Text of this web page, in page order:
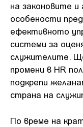
на законовите
особености
ефективното
системи за
служителите.
промени в HR
подкрепи
страна на
По време на